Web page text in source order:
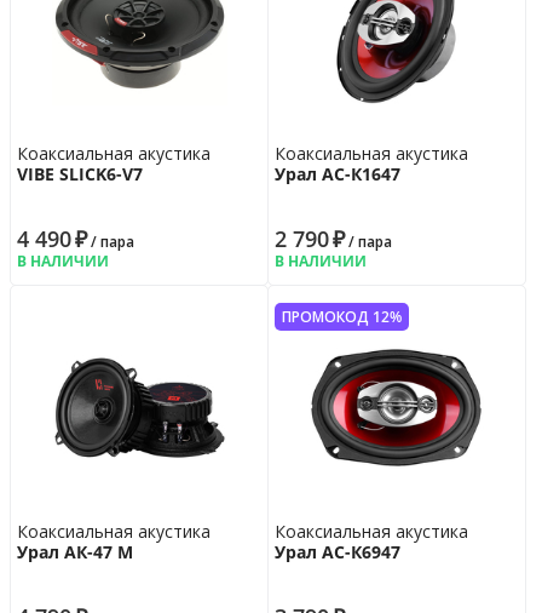
Коаксиальная акустика
VIBE SLICK6-V7
4 490₽/ пара
В НАЛИЧИИ
Коаксиальная акустика
Урал АС-К1647
2 790₽/ пара
В НАЛИЧИИ
Коаксиальная акустика
Урал АК-47 М
ПРОМОКОД 12%
Коаксиальная акустика
Урал АС-К6947